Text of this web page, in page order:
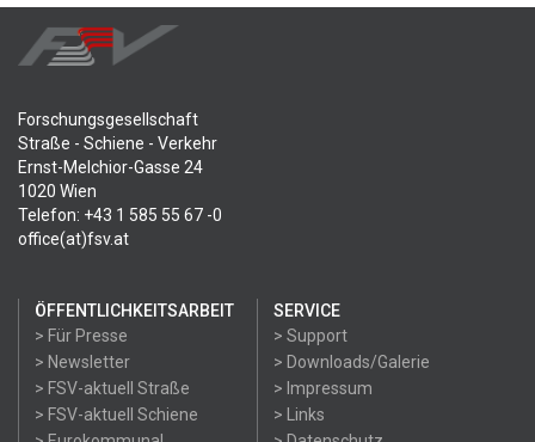
Forschungsgesellschaft
Straße - Schiene - Verkehr
Ernst-Melchior-Gasse 24
1020 Wien
Telefon: +43 1 585 55 67 -0
office(at)fsv.at
ÖFFENTLICHKEITSARBEIT
> Für Presse
> Newsletter
> FSV-aktuell Straße
> FSV-aktuell Schiene
SERVICE
> Support
> Downloads/Galerie
> Impressum
> Links